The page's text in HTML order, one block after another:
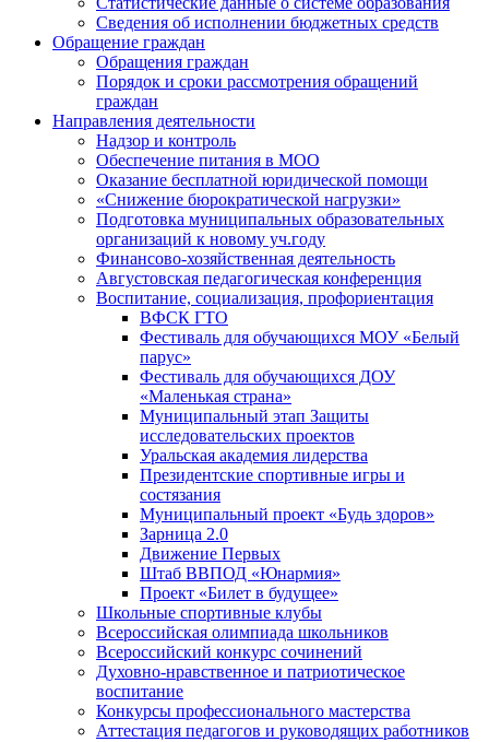
Сведения об исполнении бюджетных средств
Обращение граждан
Обращения граждан
Порядок и сроки рассмотрения обращений
граждан
Направления деятельности
Надзор и контроль
Обеспечение питания в МОО
Оказание бесплатной юридической помощи
«Снижение бюрократической нагрузки»
Подготовка муниципальных образовательных
организаций к новому уч.году
Финансово-хозяйственная деятельность
Августовская педагогическая конференция
Воспитание, социализация, профориентация
ВФСК ГТО
Фестиваль для обучающихся МОУ «Белый
парус»
Фестиваль для обучающихся ДОУ
«Маленькая страна»
Муниципальный этап Защиты
исследовательских проектов
Уральская академия лидерства
Президентские спортивные игры и
состязания
Муниципальный проект «Будь здоров»
Зарница 2.0
Движение Первых
Штаб ВВПОД «Юнармия»
Проект «Билет в будущее»
Школьные спортивные клубы
Всероссийская олимпиада школьников
Всероссийский конкурс сочинений
Духовно-нравственное и патриотическое
воспитание
Конкурсы профессионального мастерства
Аттестация педагогов и руководящих работников